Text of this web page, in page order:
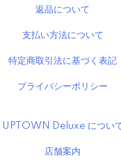
返品について
支払い方法について
特定商取引法に基づく表記
プライバシーポリシー
UPTOWN Deluxe につい
店舗案内